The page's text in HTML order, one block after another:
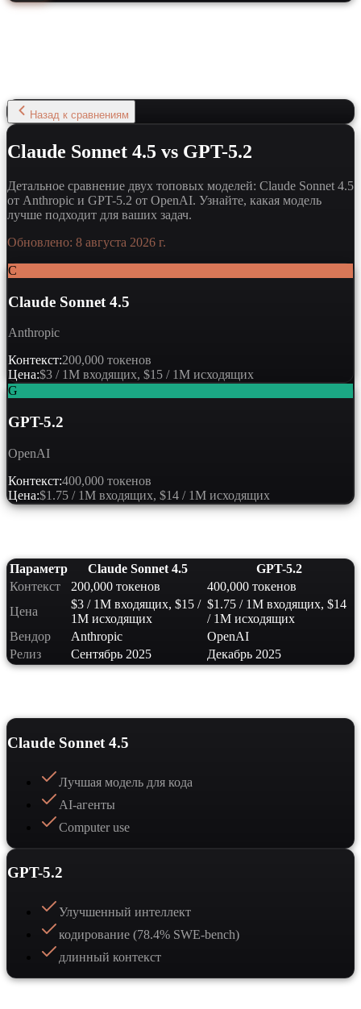
Назад к сравнениям
Claude Sonnet 4.5 vs GPT-5.2
Детальное сравнение двух топовых моделей: Claude Sonnet 4.5
от Anthropic и GPT-5.2 от OpenAI. Узнайте, какая модель
лучше подходит для ваших задач.
Обновлено: 8 августа 2026 г.
C
Claude Sonnet 4.5
Anthropic
Контекст:200,000 токенов
Цена:$3 / 1M входящих, $15 / 1M исходящих
G
GPT-5.2
OpenAI
Контекст:400,000 токенов
Цена:$1.75 / 1M входящих, $14 / 1M исходящих
Параметр Claude Sonnet 4.5
GPT-5.2
Контекст
200,000 токенов
400,000 токенов
Цена
$3 / 1M входящих, $15 /
1M исходящих
$1.75 / 1M входящих, $14
/ 1M исходящих
Вендор
Anthropic
OpenAI
Релиз
Сентябрь 2025 Декабрь 2025
Claude Sonnet 4.5
Лучшая модель для кода
AI-агенты
Computer use
GPT-5.2
Улучшенный интеллект
кодирование (78.4% SWE-bench)
длинный контекст